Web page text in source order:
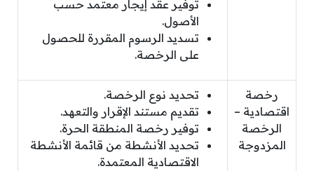
توفير عقد إيجار معتمد حسب
الأصول.
تسديد الرسوم المقررة للحصول
على الرخصة.
رخصة
اقتصادية –
الرخصة
المزدوجة
تحديد نوع الرخصة.
تقديم مستند الإقرار والتعهد.
توفير رخصة المنطقة الحرة.
تحديد الأنشطة من قائمة الأنشطة
الاقتصادية المعتمدة.